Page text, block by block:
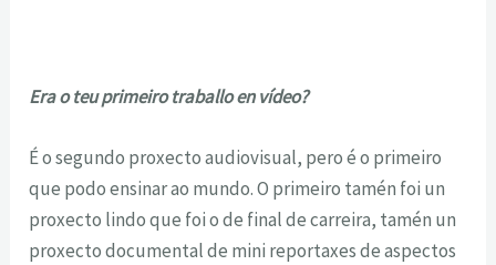
Era o teu primeiro traballo en vídeo?
É o segundo proxecto audiovisual, pero é o primeiro
que podo ensinar ao mundo. O primeiro tamén foi un
proxecto lindo que foi o de final de carreira, tamén un
proxecto documental de mini reportaxes de aspectos